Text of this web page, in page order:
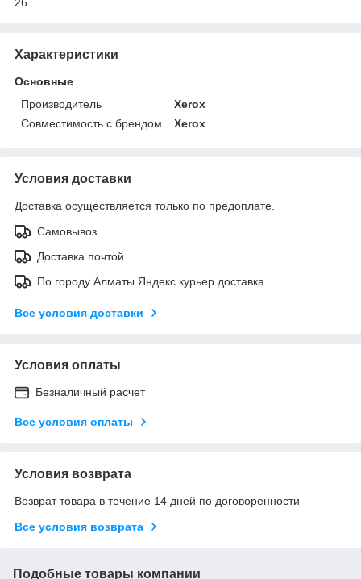
Характеристики
Основные
Производитель
Xerox
Совместимость с брендом
Xerox
Условия доставки
Доставка осуществляется только по предоплате.
Самовывоз
Доставка почтой
По городу Алматы Яндекс курьер доставка
Все условия доставки
Условия оплаты
Безналичный расчет
Все условия оплаты
Условия возврата
Возврат товара в течение 14 дней по договоренности
Все условия возврата
Подобные товары компании